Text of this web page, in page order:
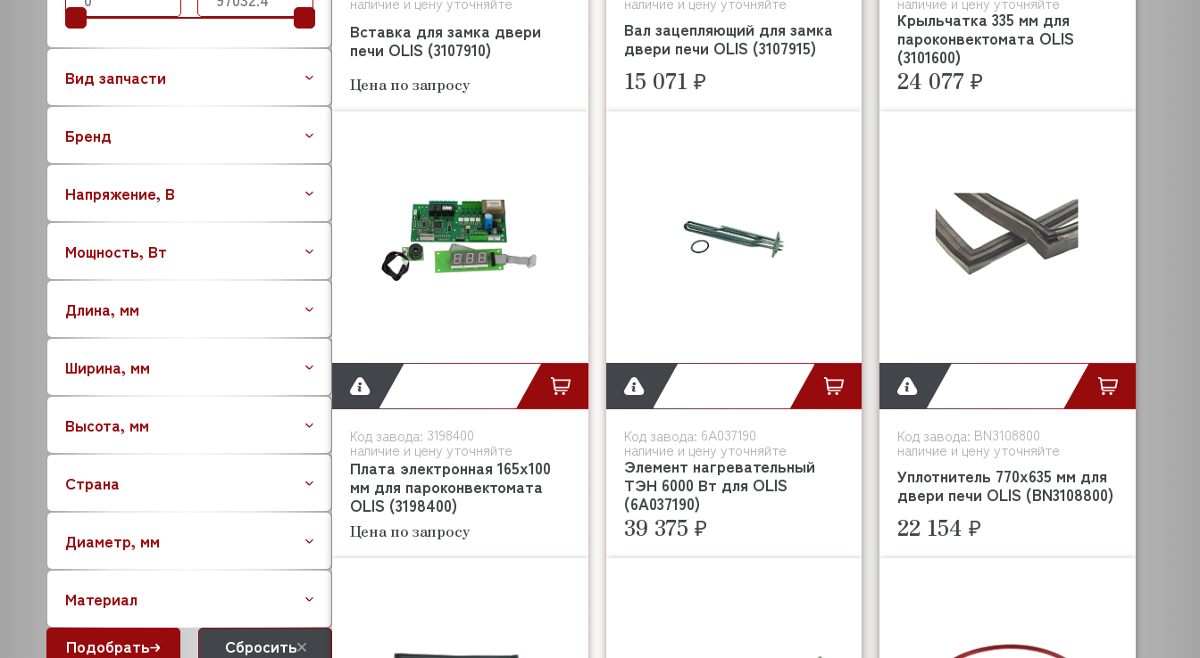
Вид запчасти
Бренд
Напряжение, В
Мощность, Вт
Длина, мм
Ширина, мм
Высота, мм
Страна
Диаметр, мм
Материал
Подобрать Сбросить
Вставка для замка двери
печи OLIS (3107910)
Цена по запросу
Вал зацепляющий для замка
двери печи OLIS (3107915)
15 071 ₽
Крыльчатка 335 мм для
пароконвектомата OLIS
(3101600)
24 077 ₽
Код завода: 3198400
наличие и цену уточняйте
Плата электронная 165х100
мм для пароконвектомата
OLIS (3198400)
Цена по запросу
Код завода: 6A037190
наличие и цену уточняйте
Элемент нагревательный
ТЭН 6000 Вт для OLIS
(6A037190)
39 375 ₽
Код завода: BN3108800
наличие и цену уточняйте
Уплотнитель 770х635 мм для
двери печи OLIS (BN3108800)
22 154 ₽